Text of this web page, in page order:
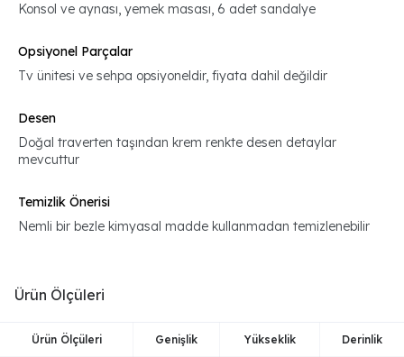
Konsol ve aynası, yemek masası, 6 adet sandalye
Opsiyonel Parçalar
Tv ünitesi ve sehpa opsiyoneldir, fiyata dahil değildir
Desen
Doğal traverten taşından krem renkte desen detaylar
mevcuttur
Temizlik Önerisi
Nemli bir bezle kimyasal madde kullanmadan temizlenebilir
Ürün Ölçüleri
Ürün Ölçüleri Genişlik Yükseklik Derinlik